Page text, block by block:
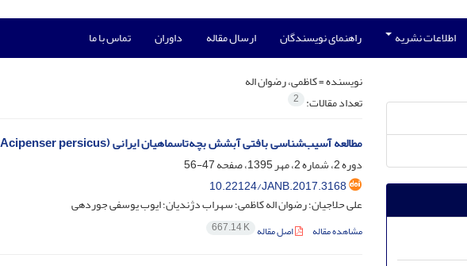
اطلاعات نشریه راهنمای نویسندگان ارسال مقاله داوران تماس با ما
نویسنده =کاظمی، رضوان اله
تعداد مقالات: 2
مطالعه آسیب‌شناسی بافتی آبشش بچه‌تاسماهیان ایرانی (Acipenser persicus) صید شده در سواحل جنوبی دریای خزر
دوره 2، شماره 2، مهر 1395، صفحه
47-56
10.22124/JANB.2017.3168
علی حلاجیان؛ رضوان اله کاظمی؛ سهراب دژندیان؛ ایوب یوسفی جوردهی
مشاهده مقاله اصل مقاله 667.14 K